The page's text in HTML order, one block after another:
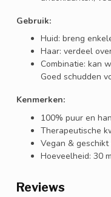
Gebruik:
Huid: breng
Haar: verdeel
Combinatie: kan
Goed schudden
Kenmerken:
100% puur en
Therapeutische
Vegan &
Hoeveelheid: 30
Reviews